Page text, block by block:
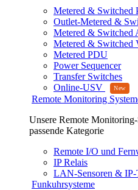
Metered & Switched
Outlet-Metered &
Metered & Switched
Metered & Switched
Metered PDU
Power Sequencer
Transfer Switches
Online-USV
Remote Monitoring
Unsere Remote
passende Kategorie
Remote I/O und
IP Relais
LAN-Sensoren & IP-
Funkuhrsysteme